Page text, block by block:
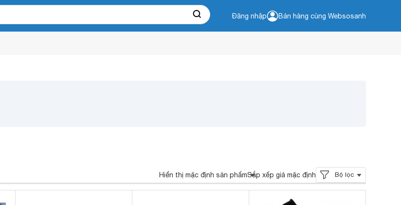
Đăng nhập Bán hàng cùng Websosanh
Hiển thị mặc định sản phẩmSắp xếp giá mặc định Bộ lọc